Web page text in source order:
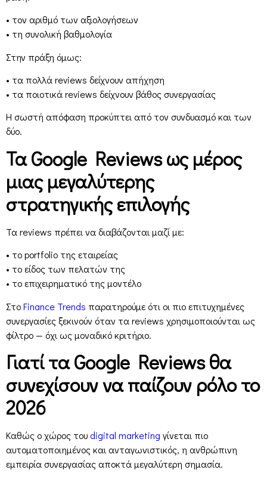
• τον αριθμό των αξιολογήσεων
• τη συνολική βαθμολογία
Στην πράξη όμως:
• τα πολλά reviews δείχνουν απήχηση
• τα ποιοτικά reviews δείχνουν βάθος συνεργασίας
Η σωστή απόφαση προκύπτει από τον συνδυασμό και των
δύο.
Τα Google Reviews ως μέρος
μιας μεγαλύτερης
στρατηγικής επιλογής
Τα reviews πρέπει να διαβάζονται μαζί με:
• το portfolio της εταιρείας
• το είδος των πελατών της
• το επιχειρηματικό της μοντέλο
ΣτοFinance Trends παρατηρούμε ότι οι πιο επιτυχημένες
συνεργασίες ξεκινούν όταν τα reviews χρησιμοποιούνται ως
φίλτρο — όχι ως μοναδικό κριτήριο.
Γιατί τα Google Reviews θα
συνεχίσουν να παίζουν ρόλο το
2026
Καθώς ο χώρος του digital marketing γίνεται πιο
αυτοματοποιημένος και ανταγωνιστικός, η ανθρώπινη
εμπειρία συνεργασίας αποκτά μεγαλύτερη σημασία.